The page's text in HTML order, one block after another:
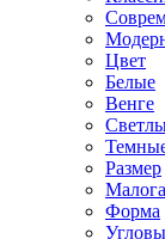
Цвет
Белые
Венге
Размер
Форма